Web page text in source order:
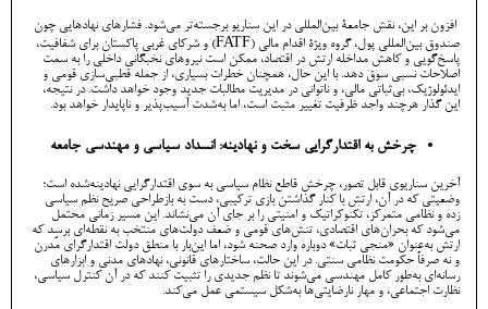
افزون بر این، نقش جامعۀ بین‌المللی در این سناریو برجسته‌تر می‌شود. فشارهای نهادهایی چون
صندوق بین‌المللی پول، گروه ویژۀ اقدام مالی (FATF) و شرکای غربی پاکستان برای شفافیت،
پاسخ‌گویی و کاهش مداخله ارتش در اقتصاد، ممکن است نیروهای نخبگانی داخلی را به سمت
اصلاحات نسبی سوق دهد. با این حال، همچنان خطرات بسیاری، از جمله قطبی‌سازی قومی و
ایدئولوژیک، بی‌ثباتی مالی، و ناتوانی در مدیریت مطالبات جدید وجود خواهد داشت. در نتیجه،
این گذار هرچند واجد ظرفیت تغییر مثبت است، اما به‌شدت آسیب‌پذیر و ناپایدار خواهد بود.
چرخش به اقتدارگرایی سخت و نهادینه: انسداد سیاسی و مهندسی جامعه
آخرین سناریوی قابل تصور، چرخش قاطع نظام سیاسی به سوی اقتدارگرایی نهادینه‌شده است؛
وضعیتی که در آن، ارتش با کنار گذاشتن بازی ترکیبی، دست به بازطراحی صریح نظم سیاسی
زده و نظامی متمرکز، تکنوکراتیک و امنیتی را بر جای آن می‌نشاند. این مسیر زمانی محتمل
می‌شود که بحران‌های اقتصادی، تنش‌های قومی و ضعف دولت‌های منتخب به نقطه‌ای برسد که
ارتش به‌عنوان «منجی ثبات» دوباره وارد صحنه شود، اما این‌بار با منطق دولت اقتدارگرای مُدرن
و نه صرفاً حکومت نظامی سنتی. در این حالت، ساختارهای قانونی، نهادهای مدنی و ابزارهای
رسانه‌ای به‌طور کامل مهندسی می‌شوند تا نظم جدیدی را تثبیت کنند که در آن کنترل سیاسی،
نظارت اجتماعی، و مهار نارضایتی‌ها به‌شکل سیستمی عمل می‌کند.